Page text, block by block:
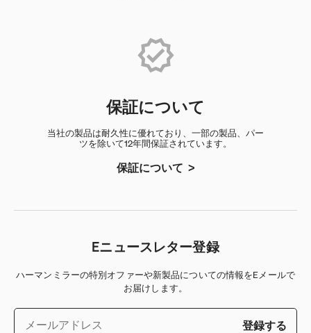
保証について
当社の製品は耐久性に優れており、一部の製品、パー
ツを除いて12年間保証されています。
保証について
Eニュースレター登録
ハーマンミラーの特別オファーや新製品についての情報をEメールで
お届けします。
登録する